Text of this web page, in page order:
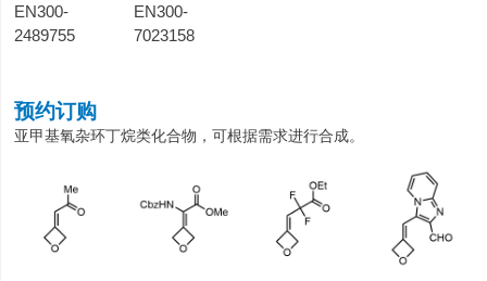
EN300-
2489755
EN300-
7023158
预约订购
亚甲基氧杂环丁烷类化合物，可根据需求进行合成。